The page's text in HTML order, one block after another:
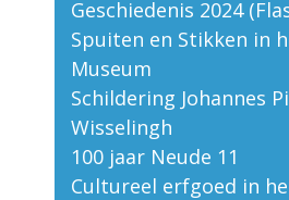
Geschiedenis 2024
Spuiten en Stikken in
Museum
Schildering Johannes
Wisselingh
100 jaar Neude 11
Cultureel erfgoed in